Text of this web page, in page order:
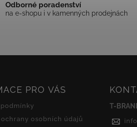
Odborné poradenství
na e-shopu i v kamenných prodejnách
PRO VÁS
osobních údajů
T-
info